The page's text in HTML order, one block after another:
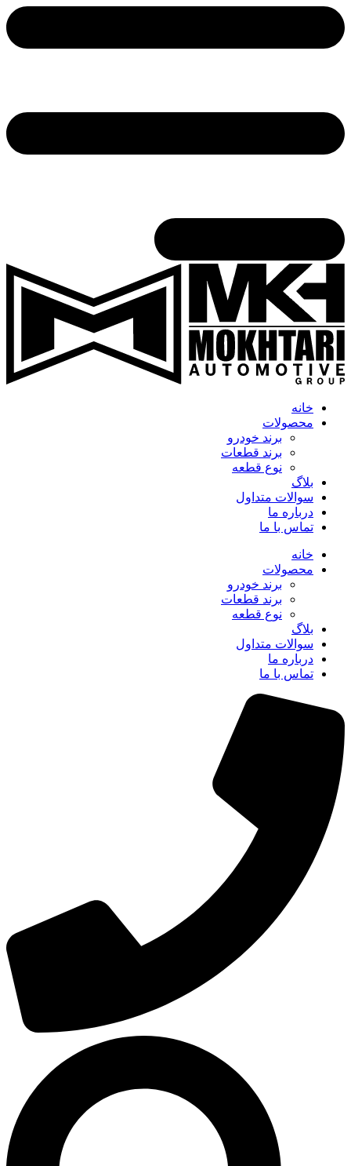
خانه
محصولات
برند خودرو
برند قطعات
نوع قطعه
بلاگ
سوالات متداول
درباره ما
تماس با ما
خانه
محصولات
برند خودرو
برند قطعات
نوع قطعه
بلاگ
سوالات متداول
درباره ما
تماس با ما